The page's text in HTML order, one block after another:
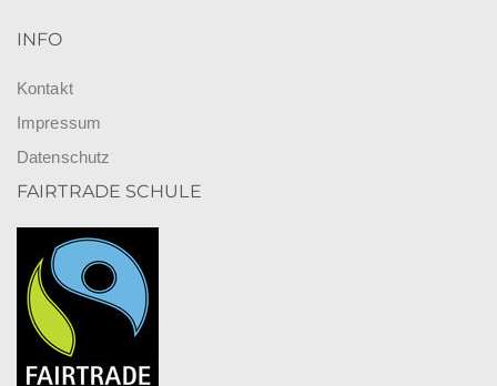
INFO
Kontakt
Impressum
Datenschutz
FAIRTRADE SCHULE